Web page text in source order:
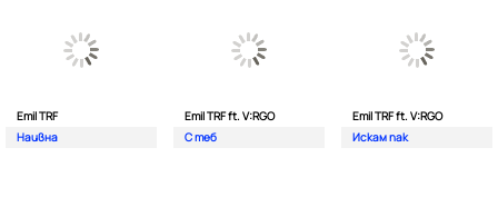
Emil TRF
Наивна
Emil TRF ft. V:RGO
С теб
Emil TRF ft. V:RGO
Искам пак